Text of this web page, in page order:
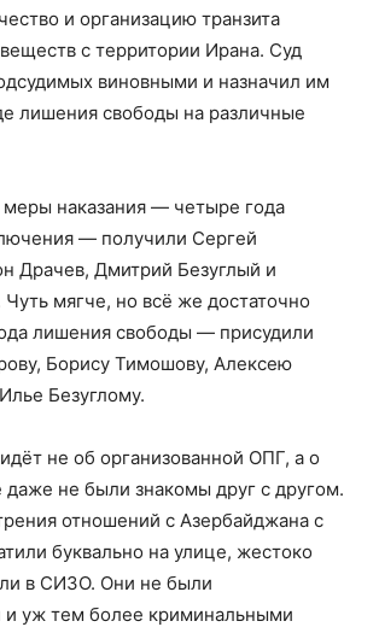
и организацию транзита
с территории Ирана. Суд
виновными и назначил им
лишения свободы на различные
наказания — четыре года
— получили Сергей
Драчев, Дмитрий Безуглый и
мягче, но всё же достаточно
лишения свободы — присудили
Борису Тимошову, Алексею
Безуглому.
не об организованной ОПГ, а о
даже не были знакомы друг с другом.
отношений с Азербайджана с
буквально на улице, жестоко
в СИЗО. Они не были
и уж тем более криминальными